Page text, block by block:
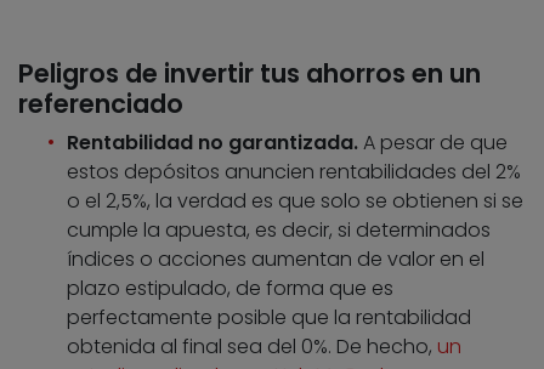
Peligros de invertir tus ahorros en un
referenciado
Rentabilidad no garantizada.A pesar de que
estos depósitos anuncien rentabilidades del 2%
o el 2,5%, la verdad es que solo se obtienen si se
cumple la apuesta, es decir, si determinados
índices o acciones aumentan de valor en el
plazo estipulado, de forma que es
perfectamente posible que la rentabilidad
obtenida al final sea del 0%. De hecho, un